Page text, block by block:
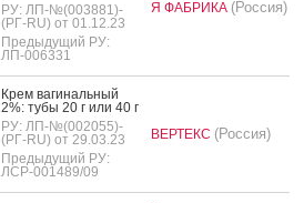
РУ: ЛП-№(003881)-
(РГ-RU) от 01.12.23
Предыдущий РУ:
ЛП-006331
Я ФАБРИКА (Россия)
Крем ва­гиналь­ный
2%: ту­бы 20 г или 40 г
РУ: ЛП-№(002055)-
(РГ-RU) от 29.03.23
Предыдущий РУ:
ЛСР-001489/09
ВЕРТЕКС (Россия)